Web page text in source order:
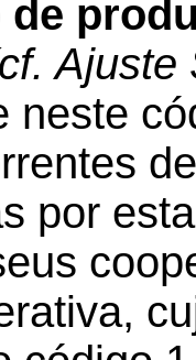
Ajuste
neste
por